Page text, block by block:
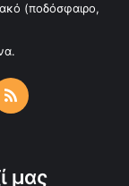
(ποδόσφαιρο,
RSS
μας